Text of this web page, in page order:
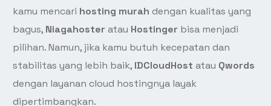
kamu mencari hosting murah dengan kualitas yang
bagus, Niagahoster atau Hostinger bisa menjadi
pilihan. Namun, jika kamu butuh kecepatan dan
stabilitas yang lebih baik, IDCloudHost atau Qwords
dengan layanan cloud hostingnya layak
dipertimbangkan.